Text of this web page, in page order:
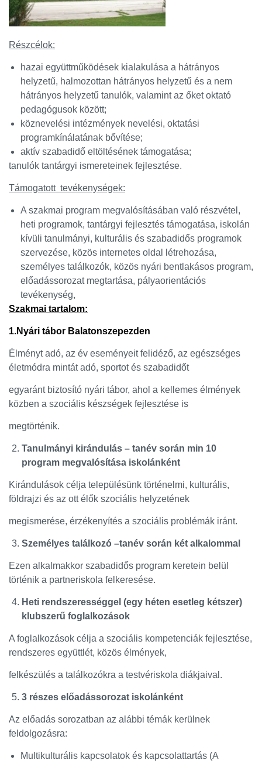
Részcélok:
hazai együttműködések kialakulása a hátrányos
helyzetű, halmozottan hátrányos helyzetű és a nem
hátrányos helyzetű tanulók, valamint az őket oktató
pedagógusok között;
köznevelési intézmények nevelési, oktatási
programkínálatának bővítése;
aktív szabadidő eltöltésének támogatása;
tanulók tantárgyi ismereteinek fejlesztése.
Támogatott tevékenységek:
A szakmai program megvalósításában való részvétel,
heti programok, tantárgyi fejlesztés támogatása, iskolán
kívüli tanulmányi, kulturális és szabadidős programok
szervezése, közös internetes oldal létrehozása,
személyes találkozók, közös nyári bentlakásos program,
előadássorozat megtartása, pályaorientációs
tevékenység,
Szakmai tartalom:
1.Nyári tábor Balatonszepezden
Élményt adó, az év eseményeit felidéző, az egészséges
életmódra mintát adó, sportot és szabadidőt
egyaránt biztosító nyári tábor, ahol a kellemes élmények
közben a szociális készségek fejlesztése is
megtörténik.
Tanulmányi kirándulás – tanév során min 10
program megvalósítása iskolánként
Kirándulások célja településünk történelmi, kulturális,
földrajzi és az ott élők szociális helyzetének
megismerése, érzékenyítés a szociális problémák iránt.
Személyes találkozó –tanév során két alkalommal
Ezen alkalmakkor szabadidős program keretein belül
történik a partneriskola felkeresése.
Heti rendszerességgel (egy héten esetleg kétszer)
klubszerű foglalkozások
A foglalkozások célja a szociális kompetenciák fejlesztése,
rendszeres együttlét, közös élmények,
felkészülés a találkozókra a testvériskola diákjaival.
3 részes előadássorozat iskolánként
Az előadás sorozatban az alábbi témák kerülnek
feldolgozásra:
Multikulturális kapcsolatok és kapcsolattartás (A